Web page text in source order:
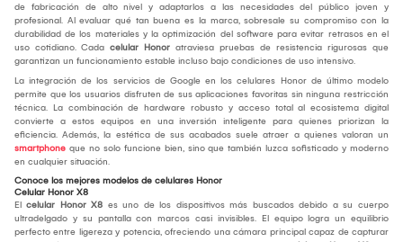
de fabricación de alto nivel y adaptarlos a las necesidades del público joven y
profesional. Al evaluar qué tan buena es la marca, sobresale su compromiso con la
durabilidad de los materiales y la optimización del software para evitar retrasos en el
uso cotidiano. Cada celular Honor atraviesa pruebas de resistencia rigurosas que
garantizan un funcionamiento estable incluso bajo condiciones de uso intensivo.
La integración de los servicios de Google en los celulares Honor de último modelo
permite que los usuarios disfruten de sus aplicaciones favoritas sin ninguna restricción
técnica. La combinación de hardware robusto y acceso total al ecosistema digital
convierte a estos equipos en una inversión inteligente para quienes priorizan la
eficiencia. Además, la estética de sus acabados suele atraer a quienes valoran un
smartphone que no solo funcione bien, sino que también luzca sofisticado y moderno
en cualquier situación.
Conoce los mejores modelos de celulares Honor
Celular Honor X8
El celular Honor X8 es uno de los dispositivos más buscados debido a su cuerpo
ultradelgado y su pantalla con marcos casi invisibles. El equipo logra un equilibrio
perfecto entre ligereza y potencia, ofreciendo una cámara principal capaz de capturar